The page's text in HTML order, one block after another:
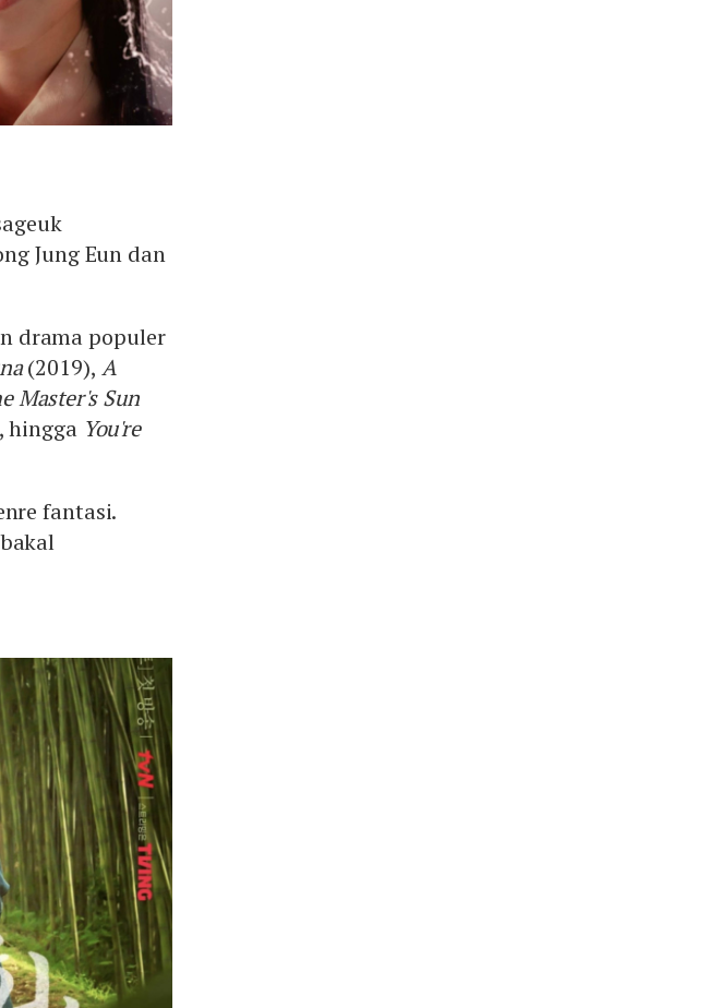
Jung Eun dan
drama populer
(2019), A
Master's Sun
hingga You're
fantasi.